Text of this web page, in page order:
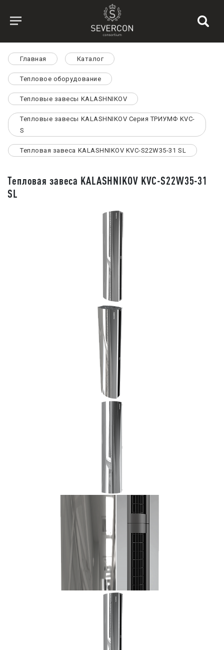
Главная Каталог
Тепловое оборудование
Тепловые завесы KALASHNIKOV
Тепловые завесы KALASHNIKOV Серия ТРИУМФ KVC-
S
Тепловая завеса KALASHNIKOV KVC-S22W35-31 SL
Тепловая завеса KALASHNIKOV KVC-S22W35-31
SL